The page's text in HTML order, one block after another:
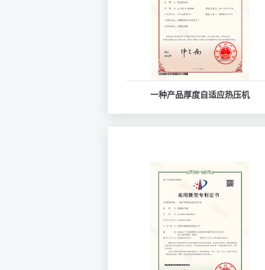
一种产品厚度自适应热压机